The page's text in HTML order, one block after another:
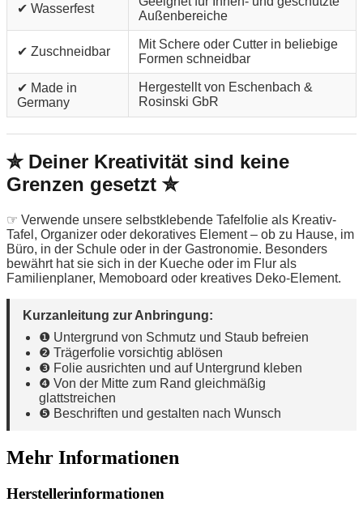
✔ Wasserfest
Außenbereiche
✔ Zuschneidbar
Mit Schere oder Cutter in beliebige
Formen schneidbar
✔ Made in
Germany
Hergestellt von Eschenbach &
Rosinski GbR
✮ Deiner Kreativität sind keine
Grenzen gesetzt ✮
☞ Verwende unsere selbstklebende Tafelfolie als Kreativ-
Tafel, Organizer oder dekoratives Element – ob zu Hause, im
Büro, in der Schule oder in der Gastronomie. Besonders
bewährt hat sie sich in der Kueche oder im Flur als
Familienplaner, Memoboard oder kreatives Deko-Element.
Kurzanleitung zur Anbringung:
❶ Untergrund von Schmutz und Staub befreien
❷ Trägerfolie vorsichtig ablösen
❸ Folie ausrichten und auf Untergrund kleben
❹ Von der Mitte zum Rand gleichmäßig
glattstreichen
❺ Beschriften und gestalten nach Wunsch
Mehr Informationen
Herstellerinformationen